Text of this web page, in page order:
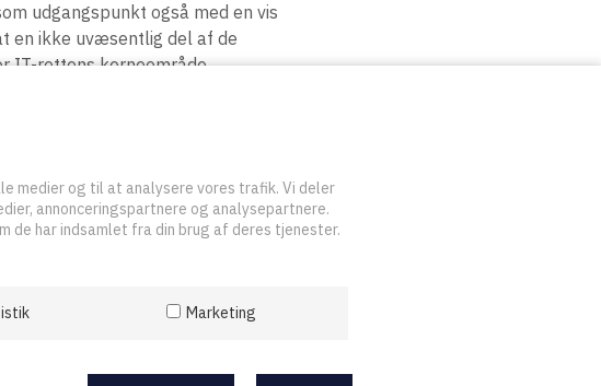
medier og til at analysere vores trafik. Vi deler
annonceringspartnere og analysepartnere.
de har indsamlet fra din brug af deres tjenester.
Marketing
udgangspunkt også med en vis
en ikke uvæsentlig del af de
IT-rettens kerneområde.
de advokatetiske regler, fastsat